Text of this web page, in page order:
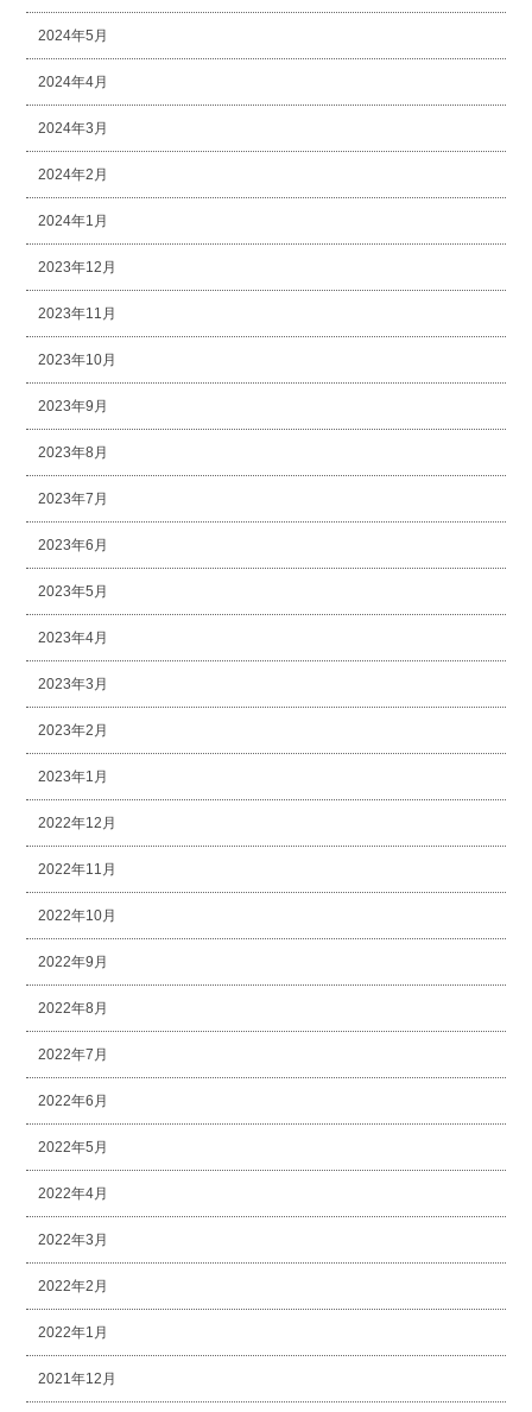
2024年5月
2024年4月
2024年3月
2024年2月
2024年1月
2023年12月
2023年11月
2023年10月
2023年9月
2023年8月
2023年7月
2023年6月
2023年5月
2023年4月
2023年3月
2023年2月
2023年1月
2022年12月
2022年11月
2022年10月
2022年9月
2022年8月
2022年7月
2022年6月
2022年5月
2022年4月
2022年3月
2022年2月
2022年1月
2021年12月